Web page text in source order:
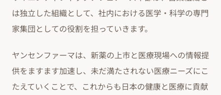
は独立した組織として、社内における医学・科学の専門
家集団としての役割を担っていきます。
ヤンセンファーマは、新薬の上市と医療現場への情報提
供をますます加速し、未だ満たされない医療ニーズにこ
たえていくことで、これからも日本の健康と医療に貢献